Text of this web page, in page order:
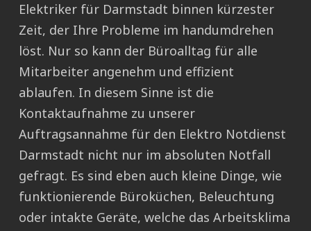
Elektriker für Darmstadt binnen kürzester
Zeit, der Ihre Probleme im handumdrehen
löst. Nur so kann der Büroalltag für alle
Mitarbeiter angenehm und effizient
ablaufen. In diesem Sinne ist die
Kontaktaufnahme zu unserer
Auftragsannahme für den Elektro Notdienst
Darmstadt nicht nur im absoluten Notfall
gefragt. Es sind eben auch kleine Dinge, wie
funktionierende Büroküchen, Beleuchtung
oder intakte Geräte, welche das Arbeitsklima